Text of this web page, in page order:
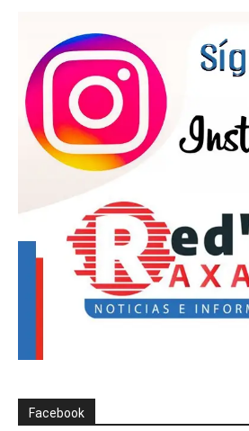
Facebook